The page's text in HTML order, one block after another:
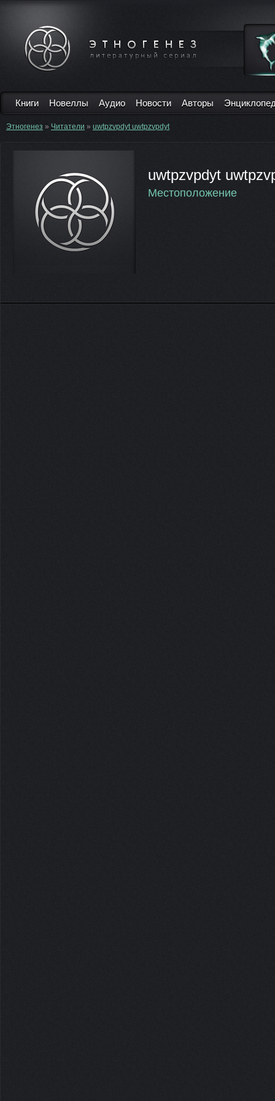
Книги Новеллы Аудио Новости Авторы
Этногенез » Читатели » uwtpzvpdyt uwtpzvpdyt
uwtpzvpdyt
Местоположение